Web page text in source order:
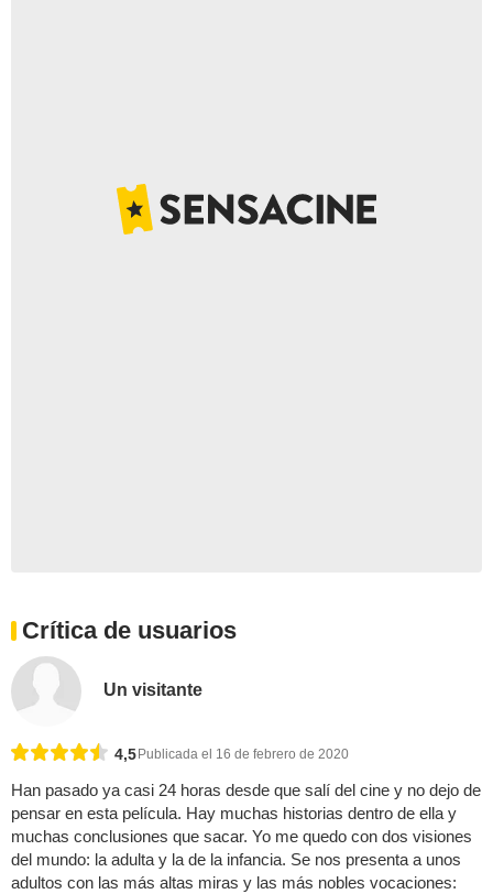
Crítica de usuarios
Un visitante
4,5 Publicada el 16 de febrero de 2020
Han pasado ya casi 24 horas desde que salí del cine y no dejo de
pensar en esta película. Hay muchas historias dentro de ella y
muchas conclusiones que sacar. Yo me quedo con dos visiones
del mundo: la adulta y la de la infancia. Se nos presenta a unos
adultos con las más altas miras y las más nobles vocaciones: